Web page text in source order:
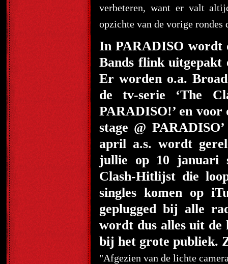
verbeteren, want er valt
opzichte van de vorige rondes
In PARADISO wordt
Bands flink uitgepakt
Er worden o.a.
de tv-serie ‘The
PARADISO!’ en voor
stage @
april a.s. wordt
jullie op 10 januari
Clash-Hitlijst die
singles komen op
geplugged bij alle
wordt dus alles uit de
bij het grote publiek.
"Afgezien van de lichte